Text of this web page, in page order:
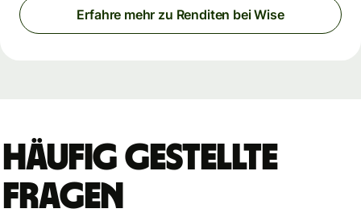
Erfahre mehr zu Renditen bei Wise
Häufig gestellte
Fragen